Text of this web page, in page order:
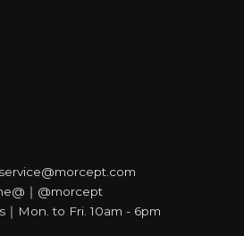
｜@morcept
Mon. to Fri. 10am - 6pm